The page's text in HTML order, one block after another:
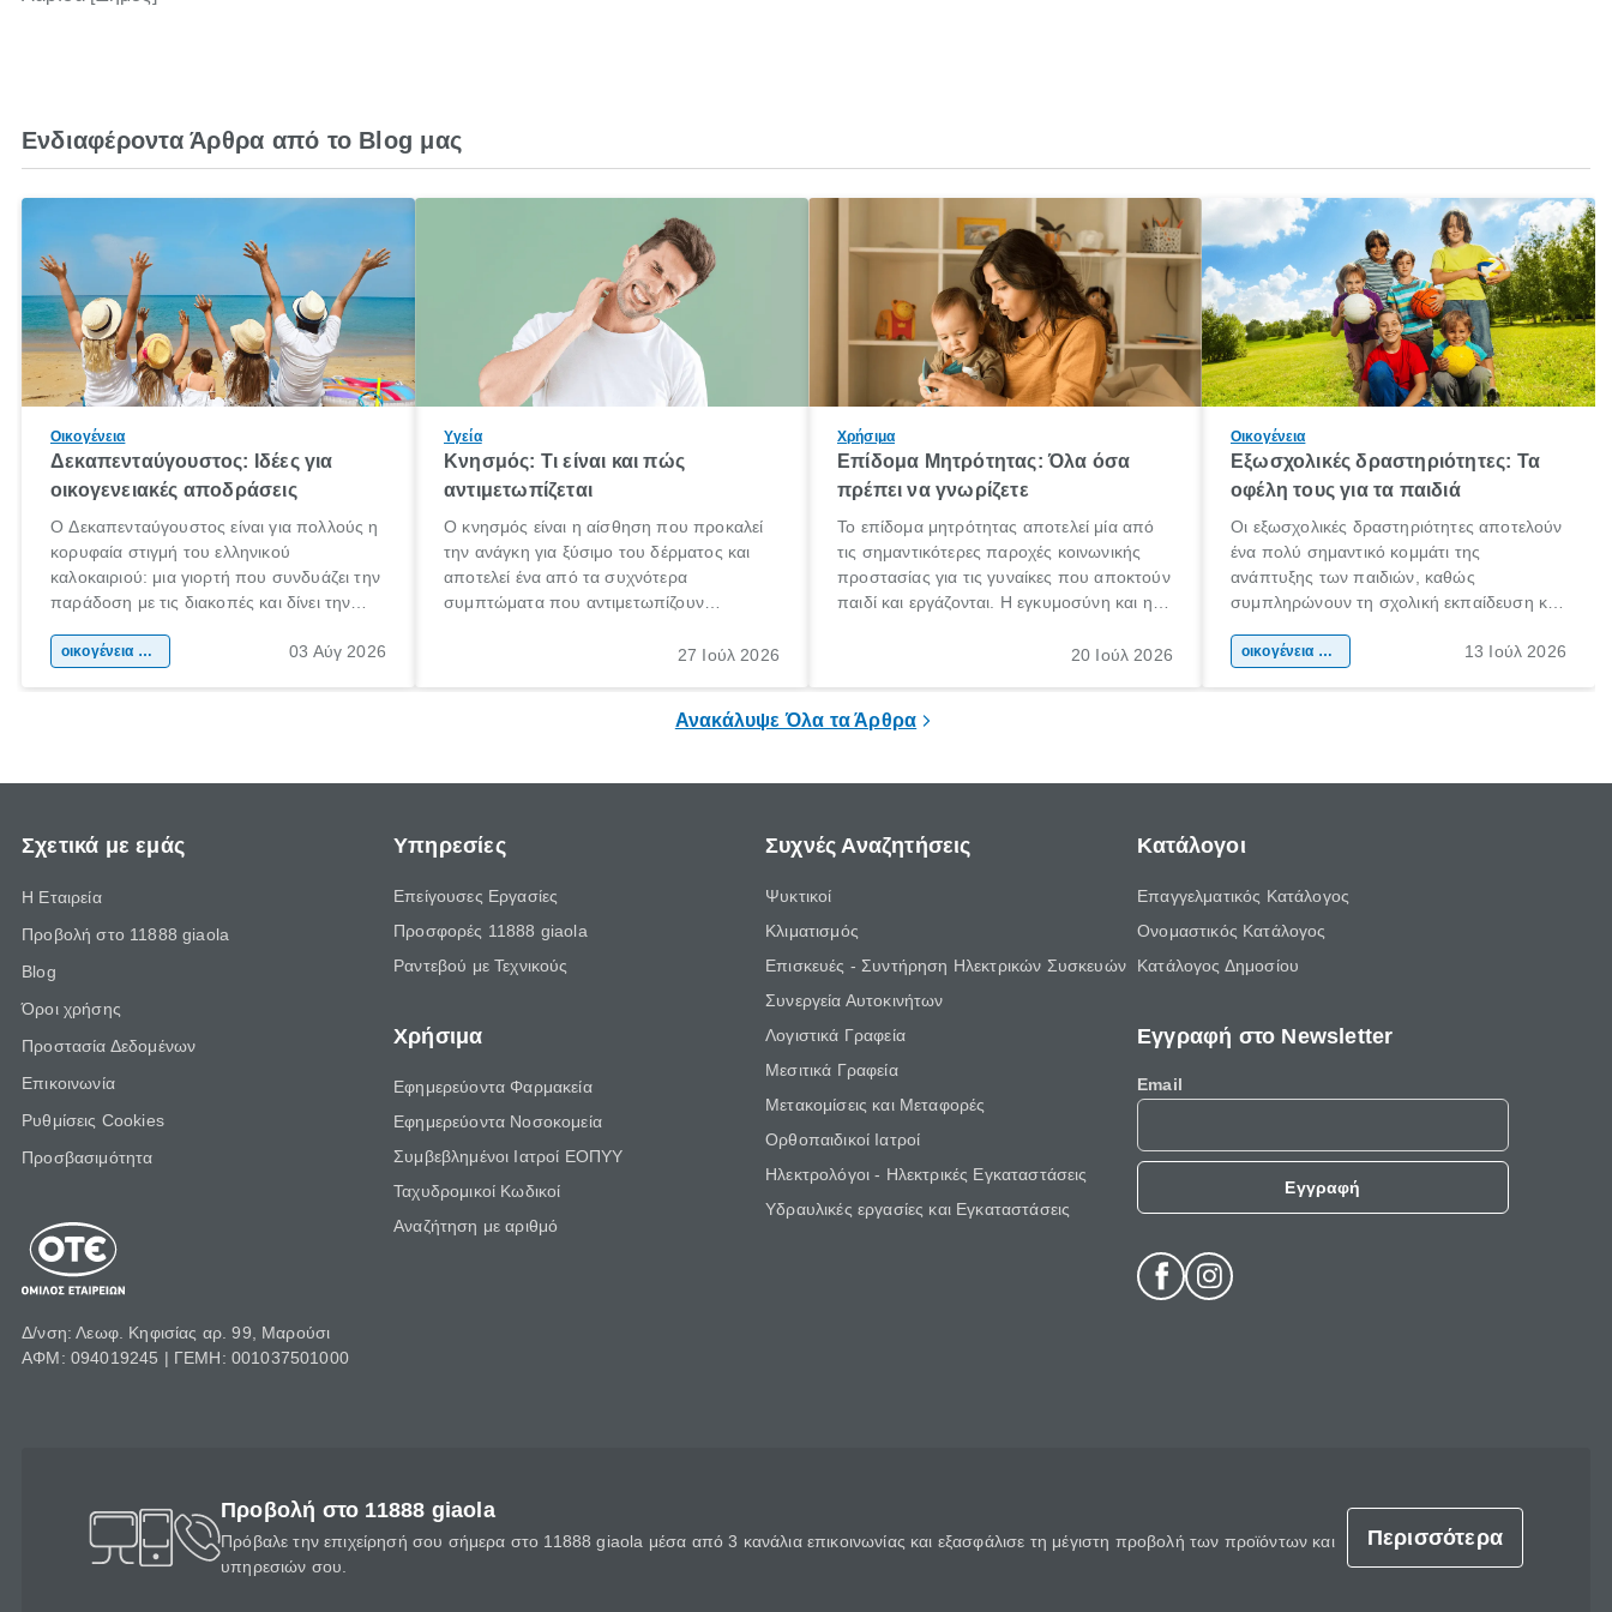
Ενδιαφέροντα Άρθρα από το Blog μας
Οικογένεια
Δεκαπενταύγουστος: Ιδέες για
οικογενειακές αποδράσεις
Ο Δεκαπενταύγουστος είναι για πολλούς η
κορυφαία στιγμή του ελληνικού
καλοκαιριού: μια γιορτή που συνδυάζει την
παράδοση με τις διακοπές και δίνει την
χώρας. Είτε πρόκειται για λίγες μέρες
οικογένεια & παιδί 03 Αύγ 2026
Υγεία
Κνησμός: Τι είναι και πώς
αντιμετωπίζεται
Ο κνησμός είναι η αίσθηση που προκαλεί
την ανάγκη για ξύσιμο του δέρματος και
αποτελεί ένα από τα συχνότερα
συμπτώματα που αντιμετωπίζουν
πληροφορίες για το «κνησμός τι είναι»,
27 Ιούλ 2026
Χρήσιμα
Επίδομα Μητρότητας: Όλα όσα
πρέπει να γνωρίζετε
Το επίδομα μητρότητας αποτελεί μία από
τις σημαντικότερες παροχές κοινωνικής
προστασίας για τις γυναίκες που αποκτούν
παιδί και εργάζονται. Η εγκυμοσύνη και η
σημαντική περίοδος στη ζωή κάθε20 Ιούλ 2026
Οικογένεια
Εξωσχολικές δραστηριότητες: Τα
οφέλη τους για τα παιδιά
Οι εξωσχολικές δραστηριότητες αποτελούν
ένα πολύ σημαντικό κομμάτι της
ανάπτυξης των παιδιών, καθώς
συμπληρώνουν τη σχολική εκπαίδευση και
της προσωπικότητας, της κοινωνικότητας
οικογένεια & παιδί 13 Ιούλ 2026
Ανακάλυψε Όλα τα Άρθρα
Σχετικά με εμάς
Η Εταιρεία
Προβολή στο 11888 giaola
Blog
Όροι χρήσης
Προστασία Δεδομένων
Επικοινωνία
Ρυθμίσεις Cookies
Προσβασιμότητα
Δ/νση: Λεωφ. Κηφισίας αρ. 99, Μαρούσι
ΑΦΜ: 094019245 | ΓΕΜΗ: 001037501000
Υπηρεσίες
Επείγουσες Εργασίες
Προσφορές 11888 giaola
Ραντεβού με Τεχνικούς
Χρήσιμα
Εφημερεύοντα Φαρμακεία
Εφημερεύοντα Νοσοκομεία
Συμβεβλημένοι Ιατροί ΕΟΠΥΥ
Ταχυδρομικοί Κωδικοί
Αναζήτηση με αριθμό
Συχνές Αναζητήσεις
Ψυκτικοί
Κλιματισμός
Επισκευές - Συντήρηση Ηλεκτρικών Συσκευών
Συνεργεία Αυτοκινήτων
Λογιστικά Γραφεία
Μεσιτικά Γραφεία
Μετακομίσεις και Μεταφορές
Ορθοπαιδικοί Ιατροί
Ηλεκτρολόγοι - Ηλεκτρικές Εγκαταστάσεις
Υδραυλικές εργασίες και Εγκαταστάσεις
Κατάλογοι
Επαγγελματικός Κατάλογος
Ονομαστικός Κατάλογος
Κατάλογος Δημοσίου
Εγγραφή στο Newsletter
Email
Εγγραφή
Προβολή στο 11888 giaola
Πρόβαλε την επιχείρησή σου σήμερα στο 11888 giaola μέσα από 3 κανάλια επικοινωνίας και εξασφάλισε τη μέγιστη προβολή των προϊόντων και
υπηρεσιών σου.
Περισσότερα